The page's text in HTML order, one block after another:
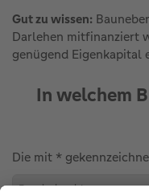
Gut zu wissen:
Darlehen mitfinanziert
genügend Eigenkapital
In welchem
Die mit *
Bundesland *